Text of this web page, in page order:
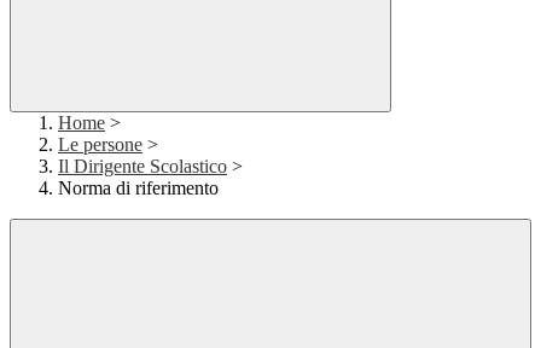
Home >
Le persone >
Il Dirigente Scolastico >
Norma di riferimento